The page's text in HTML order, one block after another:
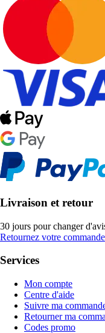
Livraison et retour
30 jours pour changer
Retournez votre commande
Services
Mon compte
Centre d'aide
Suivre ma
Retourner ma
Codes promo